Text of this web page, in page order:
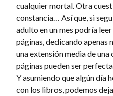
cualquier mortal. Otra
constancia… Así que, si
adulto en un mes podría
páginas, dedicando apenas
una extensión media de
páginas pueden ser
Y asumiendo que algún día
con los libros, podemos